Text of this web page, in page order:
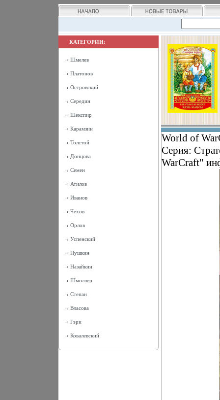
КАТЕГОРИИ:
Шмелев
Платонов
Островский
Середин
Шекспир
Карамзин
Толстой
Донцова
Семен
Атилов
Иванов
Чехов
Орлов
Успенский
Пушкин
Назайкин
Шмоллер
Степан
Власова
Гэри
Ковалевский
World of
Серия:
WarCraft"